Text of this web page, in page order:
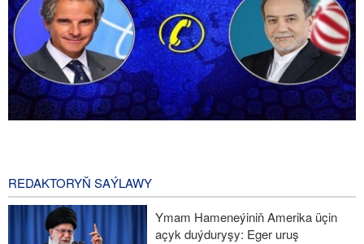
Bagaýi ABŞ-nyň ilçisiniň sözlerini ýazgardy
REDAKTORYŇ SAÝLAWY
Ymam Hameneýiniň Amerika üçin
açyk duýduryşy: Eger uruş